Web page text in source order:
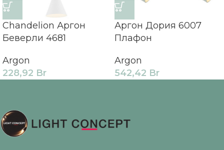
Chandelion Аргон
Беверли 4681
Argon
228,92 Br
Аргон Дория 6007
Плафон
Argon
542,42 Br